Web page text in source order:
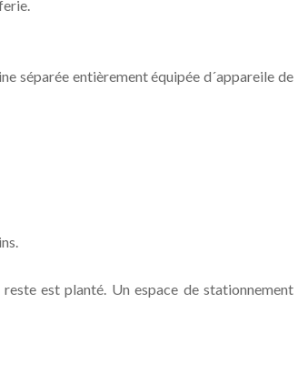
séparée entièrement équipée d´appareile de
est planté. Un espace de stationnement